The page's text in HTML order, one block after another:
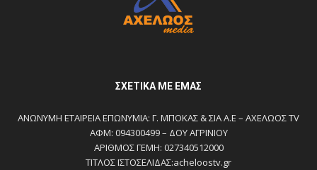
ΣΧΕΤΙΚΆ ΜΕ ΕΜΆΣ
ΑΝΩΝΥΜΗ ΕΤΑΙΡΕΙΑ ΕΠΩΝΥΜΙΑ: Γ. ΜΠΟΚΑΣ & ΣΙΑ Α.Ε – ΑΧΕΛΩΟΣ TV
ΑΦΜ: 094300499 – ΔΟΥ ΑΓΡΙΝΙΟΥ
ΑΡΙΘΜΟΣ ΓΕΜΗ: 027340512000
ΤΙΤΛΟΣ ΙΣΤΟΣΕΛΙΔΑΣ:acheloostv.gr